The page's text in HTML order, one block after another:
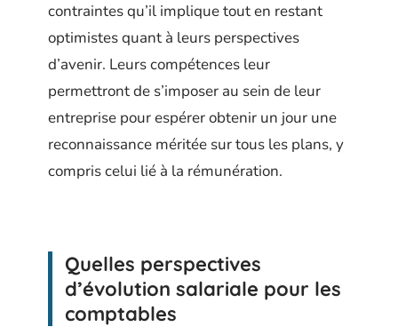
contraintes qu’il implique tout en restant
optimistes quant à leurs perspectives
d’avenir. Leurs compétences leur
permettront de s’imposer au sein de leur
entreprise pour espérer obtenir un jour une
reconnaissance méritée sur tous les plans, y
compris celui lié à la rémunération.
Quelles perspectives
d’évolution salariale pour les
comptables